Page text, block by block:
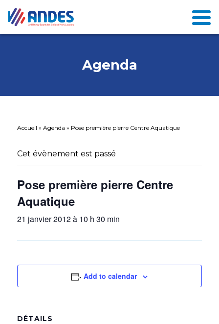
Agenda
Accueil » Agenda » Pose première pierre Centre Aquatique
Cet évènement est passé
Pose première pierre Centre
Aquatique
21 janvier 2012 à 10 h 30 min
Add to calendar
DÉTAILS